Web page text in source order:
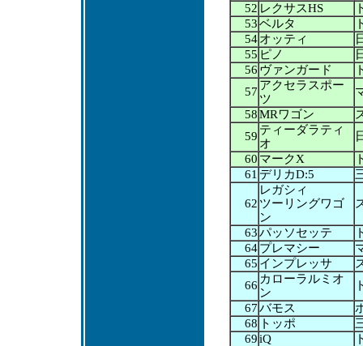
52 レクサスHS
53ベルタ
54 オッティ
55 ピノ
56 ヴァンガード
57 アクセラスポー
ツ
58MRワゴン
59 ティーダラティ
オ
60 マークX
61 デリカD:5
62
レガシィ
ツーリングワゴ
ン
63パッソセッテ
64 プレマシー
65 インプレッサ
66 カローラルミオ
ン
67バモス
68 トッポ
69iQ